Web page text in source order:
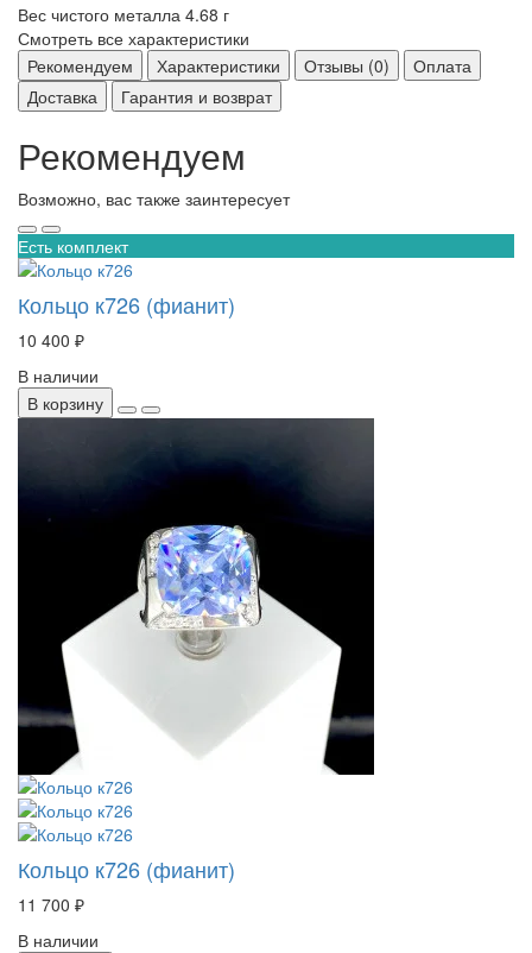
Вес чистого металла 4.68 г
Смотреть все характеристики
Рекомендуем
Характеристики Отзывы (0)
Оплата
Доставка
Гарантия и возврат
Рекомендуем
Возможно, вас также заинтересует
Есть комплект
Кольцо к726 (фианит)
10 400 ₽
В наличии
В корзину
Кольцо к726 (фианит)
11 700 ₽
В наличии